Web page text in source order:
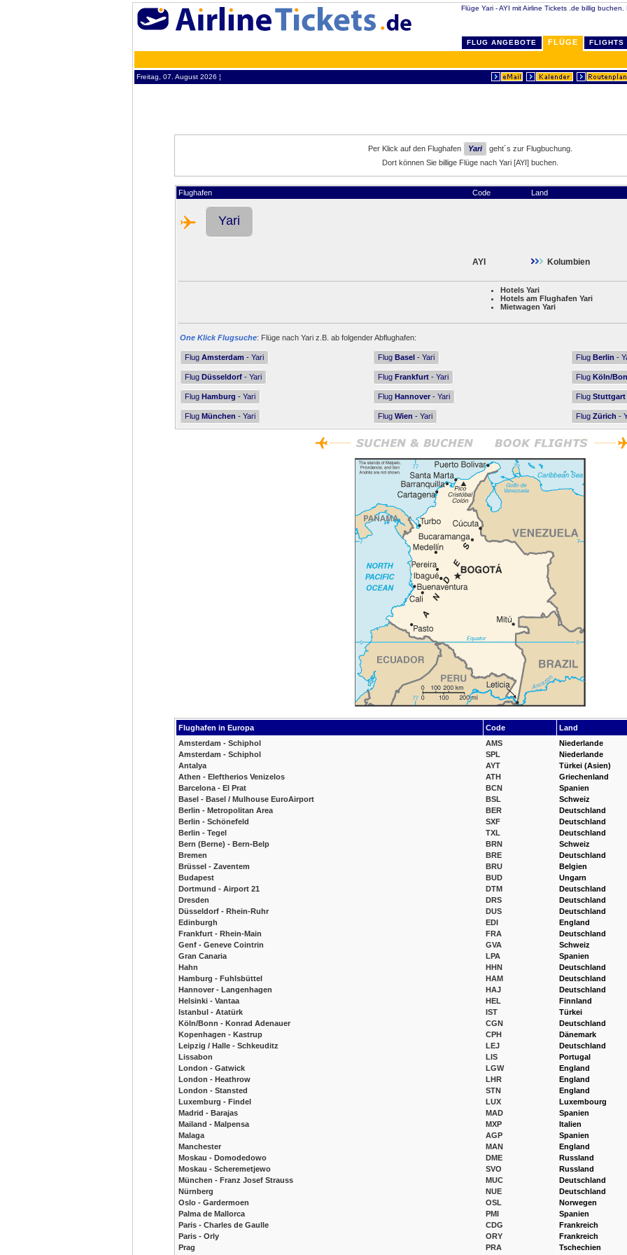
Flüge Yari - AYI mit Airline Tickets .de billig
FLUG ANGEBOTE FLÜGE FLIGHTS
Freitag, 07. August 2026 ¦
Per Klick auf den Flughafen Yari
geht´s zur Flugbuchung.
Dort können Sie billige Flüge nach Yari [AYI] buchen.
Flughafen Code Land
Yari
AYI Kolumbien
Hotels Yari
Hotels am Flughafen Yari
Mietwagen Yari
One Klick Flugsuche: Flüge nach Yari z.B. ab folgender Abflughafen:
Flug Amsterdam - Yari Flug Basel - Yari Flug Berlin -
Flug Düsseldorf - Yari Flug Frankfurt - Yari Flug Köln/
Flug Hamburg - Yari Flug Hannover - Yari Flug Stuttgart
Flug München - Yari Flug Wien - Yari Flug Zürich -
Flughafen in Europa Code
Land
Amsterdam - Schiphol
Amsterdam - Schiphol
Antalya
Athen - Eleftherios Venizelos
Barcelona - El Prat
Basel - Basel / Mulhouse EuroAirport
Berlin - Metropolitan Area
Berlin - Schönefeld
Berlin - Tegel
Bern (Berne) - Bern-Belp
Bremen
Brüssel - Zaventem
Budapest
Dortmund - Airport 21
Dresden
Düsseldorf - Rhein-Ruhr
Edinburgh
Frankfurt - Rhein-Main
Genf - Geneve Cointrin
Gran Canaria
Hahn
Hamburg - Fuhlsbüttel
Hannover - Langenhagen
Helsinki - Vantaa
Istanbul - Atatürk
Köln/Bonn - Konrad Adenauer
Kopenhagen - Kastrup
Leipzig / Halle - Schkeuditz
Lissabon
London - Gatwick
London - Heathrow
London - Stansted
Luxemburg - Findel
Madrid - Barajas
Mailand - Malpensa
Malaga
Manchester
Moskau - Domodedowo
Moskau - Scheremetjewo
München - Franz Josef Strauss
Nürnberg
Oslo - Gardermoen
Palma de Mallorca
Paris - Charles de Gaulle
Paris - Orly
Prag
AMS
SPL
AYT
ATH
BCN
BSL
BER
SXF
TXL
BRN
BRE
BRU
BUD
DTM
DRS
DUS
EDI
FRA
GVA
LPA
HHN
HAM
HAJ
HEL
IST
CGN
CPH
LEJ
LIS
LGW
LHR
STN
LUX
MAD
MXP
AGP
MAN
DME
SVO
MUC
NUE
OSL
PMI
CDG
ORY
PRA
Niederlande
Niederlande
Türkei (Asien)
Griechenland
Spanien
Schweiz
Deutschland
Deutschland
Deutschland
Schweiz
Deutschland
Belgien
Ungarn
Deutschland
Deutschland
Deutschland
England
Deutschland
Schweiz
Spanien
Deutschland
Deutschland
Deutschland
Finnland
Türkei
Deutschland
Dänemark
Deutschland
Portugal
England
England
England
Luxembourg
Spanien
Italien
Spanien
England
Russland
Russland
Deutschland
Deutschland
Norwegen
Spanien
Frankreich
Frankreich
Tschechien